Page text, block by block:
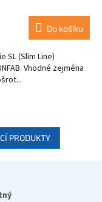
Do košíku
SL (Slim Line)
Vhodné zejména
PRODUKTY